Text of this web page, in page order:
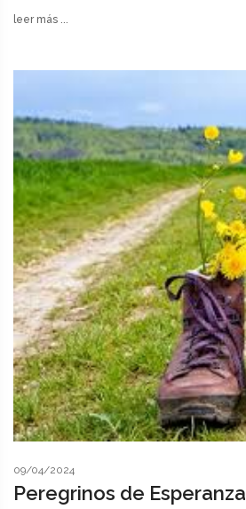
leer más ...
09/04/2024
Peregrinos de Esperanza